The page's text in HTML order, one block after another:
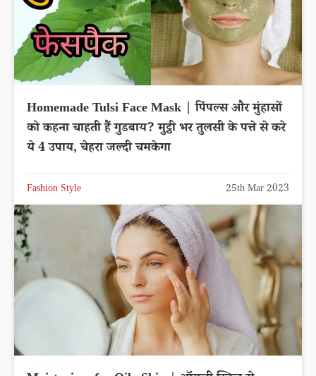
Homemade Tulsi Face Mask | पिंपल्स और मुंहासों
को कहना चाहती हैं गुडबाय? मुट्ठी भर तुलसी के पत्ते से करे
ये 4 उपाय, चेहरा जल्दी चमकेगा
Fashion Style 25th Mar 2023